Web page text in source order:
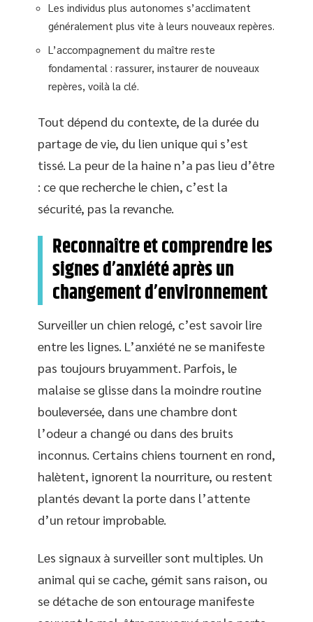
Les individus plus autonomes s’acclimatent
généralement plus vite à leurs nouveaux repères.
L’accompagnement du maître reste
fondamental : rassurer, instaurer de nouveaux
repères, voilà la clé.
Tout dépend du contexte, de la durée du
partage de vie, du lien unique qui s’est
tissé. La peur de la haine n’a pas lieu d’être
: ce que recherche le chien, c’est la
sécurité, pas la revanche.
Reconnaître et comprendre les
signes d’anxiété après un
changement d’environnement
Surveiller un chien relogé, c’est savoir lire
entre les lignes. L’anxiété ne se manifeste
pas toujours bruyamment. Parfois, le
malaise se glisse dans la moindre routine
bouleversée, dans une chambre dont
l’odeur a changé ou dans des bruits
inconnus. Certains chiens tournent en rond,
halètent, ignorent la nourriture, ou restent
plantés devant la porte dans l’attente
d’un retour improbable.
Les signaux à surveiller sont multiples. Un
animal qui se cache, gémit sans raison, ou
se détache de son entourage manifeste